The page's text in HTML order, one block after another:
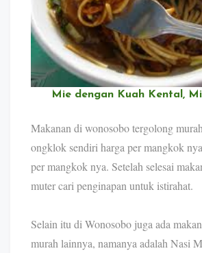
Mie dengan Kuah Kental,
Makanan di wonosobo tergolong
ongklok sendiri harga per mangkok
per mangkok nya. Setelah selesai
muter cari penginapan untuk istirahat.
Selain itu di Wonosobo juga ada
murah lainnya, namanya adalah Nasi